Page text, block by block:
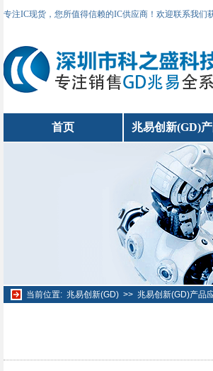
专注IC现货，您所值得信赖的IC供应商！欢迎联系我们
首页 兆易创新(GD)
当前位置: 兆易创新(GD)>> 兆易创新(GD)产品